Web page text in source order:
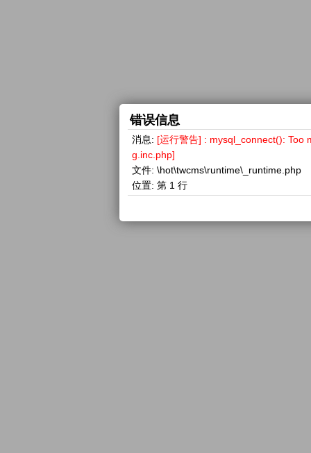
错误信息
消息: [运行警告] : mysql_connect(): Too
g.inc.php]
文件: \hot\twcms\runtime\_runtime.php
位置: 第 1 行